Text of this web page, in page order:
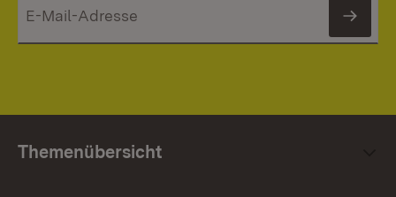
Themenübersicht